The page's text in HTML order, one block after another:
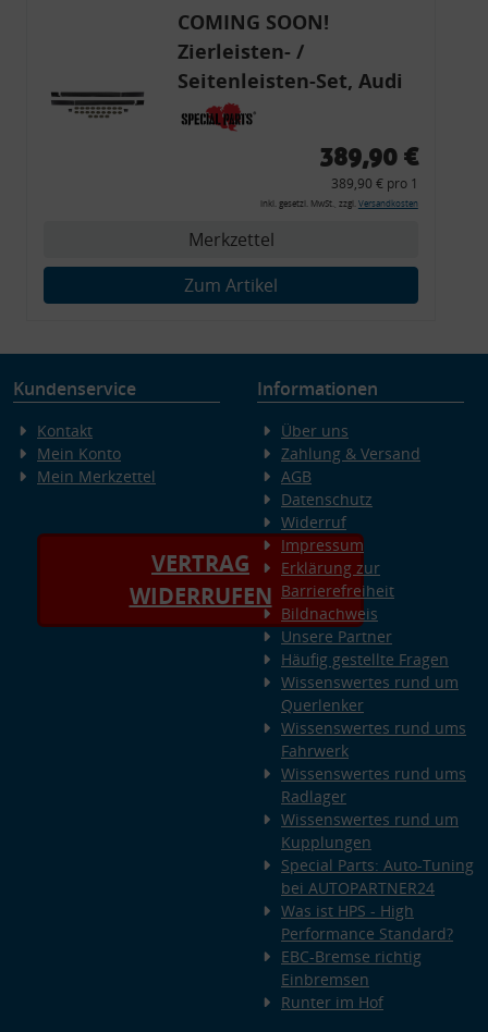
COMING SOON!
Zierleisten- /
Seitenleisten-Set, Audi
80 Cabrio, Coupe, S2, (6x
Zierleiste, 2x Kappe,
Montagewerkzeug)
389,90 €
389,90 € pro 1
inkl. gesetzl. MwSt., zzgl. Versandkosten
Merkzettel
Zum Artikel
Kundenservice
Kontakt
Mein Konto
Mein Merkzettel
VERTRAG
WIDERRUFEN
Informationen
Über uns
Zahlung & Versand
AGB
Datenschutz
Widerruf
Impressum
Erklärung zur
Barrierefreiheit
Bildnachweis
Unsere Partner
Häufig gestellte Fragen
Wissenswertes rund um
Querlenker
Wissenswertes rund ums
Fahrwerk
Wissenswertes rund ums
Radlager
Wissenswertes rund um
Kupplungen
Special Parts: Auto-Tuning
bei AUTOPARTNER24
Was ist HPS - High
Performance Standard?
EBC-Bremse richtig
Einbremsen
Runter im Hof